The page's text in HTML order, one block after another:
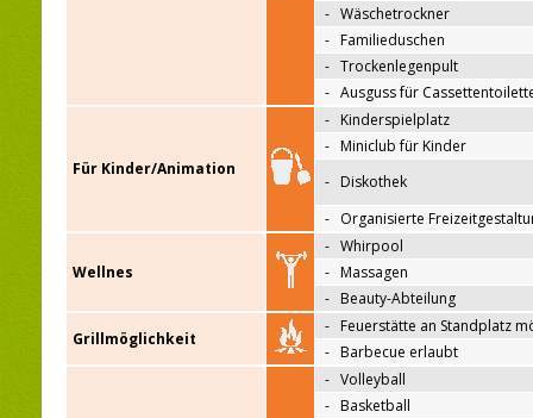
- Wäschetrockner
- Familieduschen
- Trockenlegenpult
- Ausguss für
Für Kinder/Animation
- Kinderspielplatz
- Miniclub für Kinder
- Diskothek
- Organisierte
Wellnes
- Whirpool
- Massagen
- Beauty-Abteilung
Grillmöglichkeit
- Feuerstätte an Standplatz
- Barbecue erlaubt
- Volleyball
- Basketball